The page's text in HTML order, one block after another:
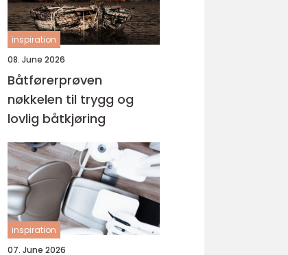
inspiration
08. June 2026
Båtførerprøven
nøkkelen til trygg og
lovlig båtkjøring
inspiration
07. June 2026